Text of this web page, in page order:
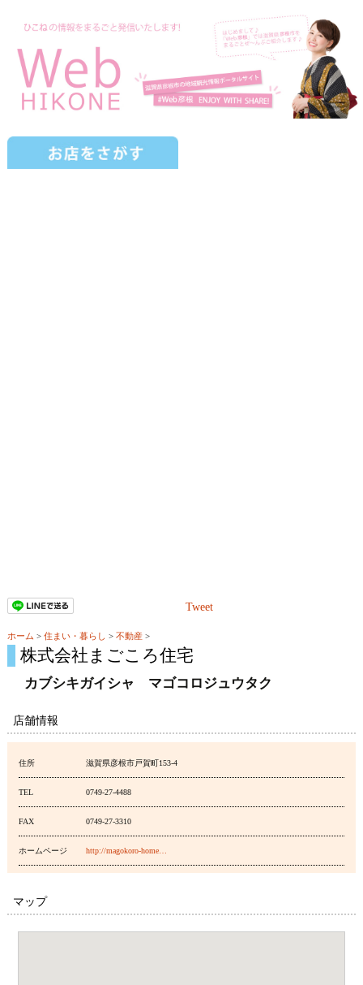
Tweet
ホーム > 住まい・暮らし > 不動産>
株式会社まごころ住宅
カブシキガイシャ マゴコロジュウタク
店舗情報
住所 滋賀県彦根市戸賀町153-4
TEL 0749-27-4488
FAX 0749-27-3310
ホームページ http://magokoro-home…
マップ